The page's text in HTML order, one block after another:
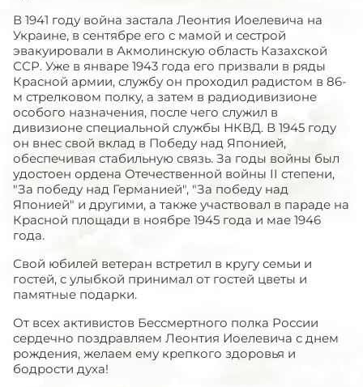
В 1941 году война застала Леонтия Иоелевича на
Украине, в сентябре его с мамой и сестрой
эвакуировали в Акмолинскую область Казахской
ССР. Уже в январе 1943 года его призвали в ряды
Красной армии, службу он проходил радистом в 86-
м стрелковом полку, а затем в радиодивизионе
особого назначения, после чего служил в
дивизионе специальной службы НКВД. В 1945 году
он внес свой вклад в Победу над Японией,
обеспечивая стабильную связь. За годы войны был
удостоен ордена Отечественной войны II степени,
"За победу над Германией", "За победу над
Японией" и другими, а также участвовал в параде на
Красной площади в ноябре 1945 года и мае 1946
года.
Свой юбилей ветеран встретил в кругу семьи и
гостей, с улыбкой принимал от гостей цветы и
памятные подарки.
От всех активистов Бессмертного полка России
сердечно поздравляем Леонтия Иоелевича с днем
рождения, желаем ему крепкого здоровья и
бодрости духа!